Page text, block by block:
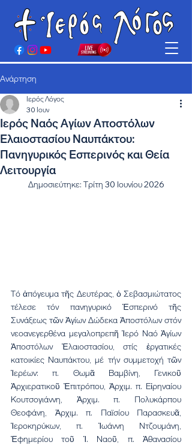
Ανάρτηση
Ιερός Ναός Αγίων Αποστόλων
Ελαιοστασίου Ναυπάκτου:
Πανηγυρικός Εσπερινός και Θεία
Λειτουργία
Ιερός Λόγος
30 Ιουν
Δημοσιεύτηκε: Τρίτη 30 Ιουνίου 2026
Τό ἀπόγευμα τῆς Δευτέρας, ὁ Σεβασμιώτατος
τέλεσε τόν πανηγυρικό Ἑσπερινό τῆς
Συνάξεως τῶν Ἁγίων Δώδεκα Ἀποστόλων στόν
νεοανεγερθένα μεγαλοπρεπῆ Ἱερό Ναό Ἁγίων
Ἀποστόλων Ἐλαιοστασίου, στίς ἐργατικές
κατοικίες Ναυπάκτου, μέ τήν συμμετοχή τῶν
Ἱερέων: π. Θωμᾶ Βαμβίνη, Γενικοῦ
Ἀρχιερατικοῦ Ἐπιτρόπου, Ἀρχιμ. π. Εἰρηναίου
Κουτσογιάννη, Ἀρχιμ. π. Πολυκάρπου
Θεοφάνη, Ἀρχιμ. π. Παϊσίου Παρασκευᾶ,
Ἱεροκηρύκων, π. Ἰωάννη Ντζουμάνη,
Ἐφημερίου τοῦ Ἱ. Ναοῦ, π. Ἀθανασίου